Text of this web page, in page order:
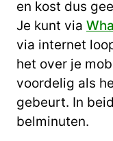
en kost dus
Je kunt via
via internet
het over je
voordelig als
gebeurt. In
belminuten.